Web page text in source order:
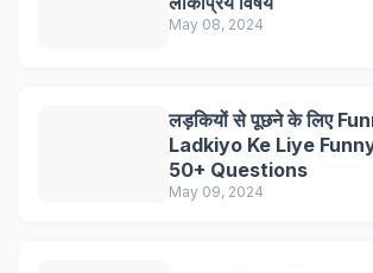
May 08, 2024
लड़कियों से पूछने के लिए
Ladkiyo Ke Liye
50+ Questions
May 09, 2024